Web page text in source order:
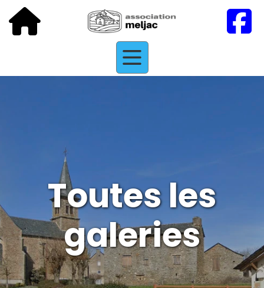
Toutes les
galeries